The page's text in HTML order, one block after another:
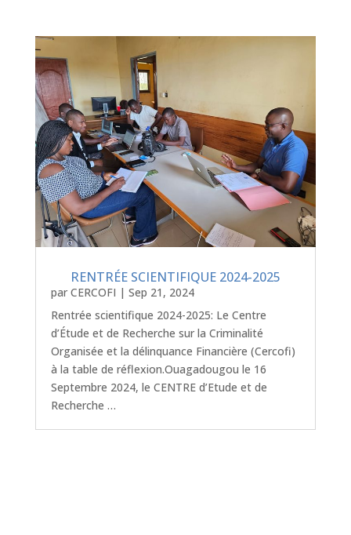
RENTRÉE SCIENTIFIQUE 2024-2025
par CERCOFI | Sep 21, 2024
Rentrée scientifique 2024-2025: Le Centre
d’Étude et de Recherche sur la Criminalité
Organisée et la délinquance Financière (Cercofi)
à la table de réflexion.Ouagadougou le 16
Septembre 2024, le CENTRE d’Etude et de
Recherche …